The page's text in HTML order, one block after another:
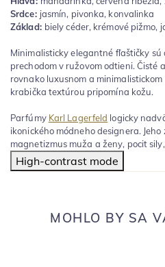
Srdce: jasmín, pivonka, konvalinka
Základ: biely céder, krémové pižmo,
Minimalisticky elegantné fľaštičky
prechodom v ružovom odtieni. Čisté
rovnako luxusnom a
krabička textúrou pripomína kožu.
Parfúmy Karl Lagerfeld logicky
ikonického módneho designera.
magnetizmus muža a ženy, pocit
High-contrast mode
MOHLO BY SA